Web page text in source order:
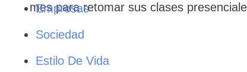
Empresas
Sociedad
Estilo De Vida
mes para retomar sus clases